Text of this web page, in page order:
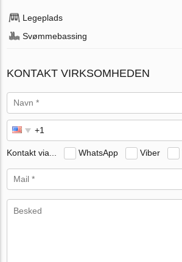
Legeplads
Svømmebassing
KONTAKT VIRKSOMHEDEN
Kontakt via... WhatsApp Viber